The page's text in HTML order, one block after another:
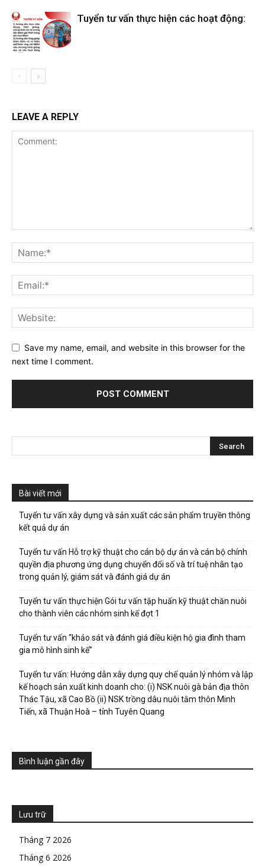
Tuyển tư vấn thực hiện các hoạt động:
LEAVE A REPLY
Save my name, email, and website in this browser for the
next time I comment.
Bài viết mới
Tuyển tư vấn xây dựng và sản xuất các sản phẩm truyền thông
kết quả dự án
Tuyển tư vấn Hỗ trợ kỹ thuật cho cán bộ dự án và cán bộ chính
quyền địa phương ứng dụng chuyển đổi số và trí tuệ nhân tạo
trong quản lý, giám sát và đánh giá dự án
Tuyển tư vấn thực hiện Gói tư vấn tập huấn kỹ thuật chăn nuôi
cho thành viên các nhóm sinh kế đợt 1
Tuyển tư vấn “khảo sát và đánh giá điều kiện hộ gia đình tham
gia mô hình sinh kế”
Tuyển tư vấn: Hướng dẫn xây dựng quy chế quản lý nhóm và lập
kế hoạch sản xuất kinh doanh cho: (i) NSK nuôi gà bản địa thôn
Thác Tậu, xã Cao Bồ (ii) NSK trồng dâu nuôi tằm thôn Minh
Tiến, xã Thuận Hoà – tỉnh Tuyên Quang
Bình luận gần đây
Lưu trữ
Tháng 7 2026
Tháng 6 2026